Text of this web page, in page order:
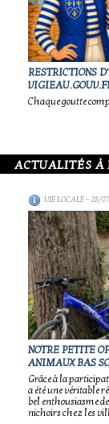
RESTRICTIONS
Chaque goutte
ACTUALITÉS À
VIE LOCALE- 28/
NOTRE PETITE
ANIMAUX BAS
Grâce à la
a été une véritable
bel enthousiasme
nichoirs chez les